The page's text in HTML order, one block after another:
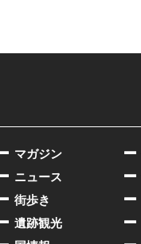
マガジン
ニュース
街歩き
遺跡観光